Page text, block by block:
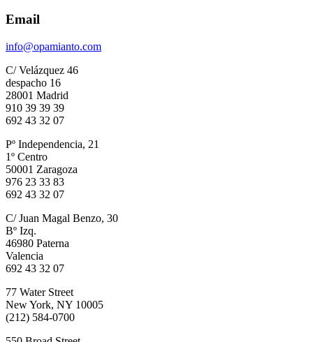
Email
info@opamianto.com
C/ Velázquez 46
despacho 16
28001 Madrid
910 39 39 39
692 43 32 07
Pº Independencia, 21
1º Centro
50001 Zaragoza
976 23 33 83
692 43 32 07
C/ Juan Magal Benzo, 30
Bº Izq.
46980 Paterna
Valencia
692 43 32 07
77 Water Street
New York, NY 10005
(212) 584-0700